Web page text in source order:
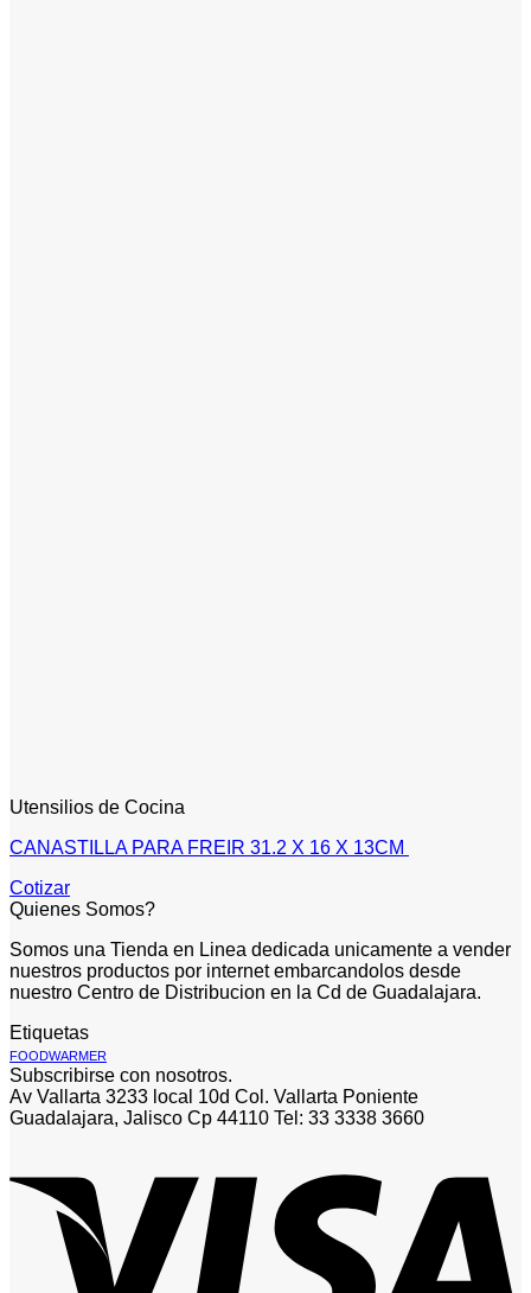
Utensilios de Cocina
CANASTILLA PARA FREIR 31.2 X 16 X 13CM
Cotizar
Quienes Somos?
Somos una Tienda en Linea dedicada unicamente a vender
nuestros productos por internet embarcandolos desde
nuestro Centro de Distribucion en la Cd de Guadalajara.
Etiquetas
FOODWARMER
Subscribirse con nosotros.
Av Vallarta 3233 local 10d Col. Vallarta Poniente
Guadalajara, Jalisco Cp 44110 Tel: 33 3338 3660